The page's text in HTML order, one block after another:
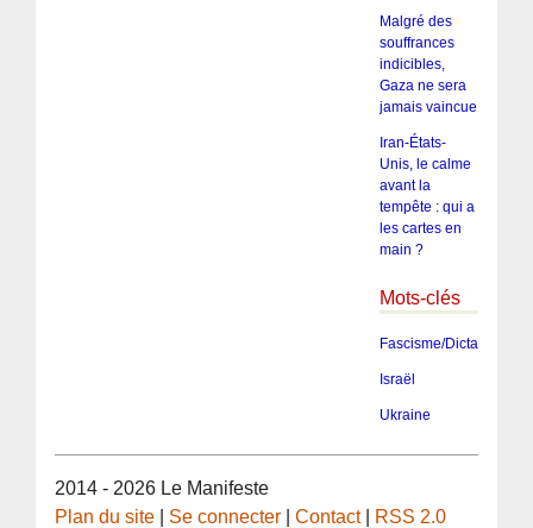
Malgré des
souffrances
indicibles,
Gaza ne sera
jamais vaincue
Iran-États-
Unis, le calme
avant la
tempête : qui a
les cartes en
main ?
Mots-clés
Fascisme/Dictature/
Israël
Ukraine
2014 - 2026 Le Manifeste
Plan du site
Se connecter |Contact| RSS 2.0